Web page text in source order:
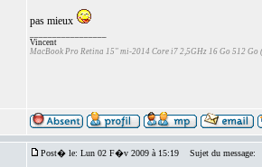
pas mieux
Vincent
MacBook Pro Retina 15" mi-2014 Core i7 2,5GHz 16 Go 512 Go
Post� le: Lun 02 F�v 2009 à 15:19 Sujet du message: